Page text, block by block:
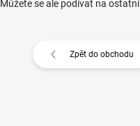
Můžete se ale podívat na
Zpět do obchodu